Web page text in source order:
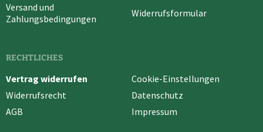
Versand und
Zahlungsbedingungen
Widerrufsformular
RECHTLICHES
Vertrag widerrufen
Cookie-Einstellungen
Widerrufsrecht
Datenschutz
AGB
Impressum